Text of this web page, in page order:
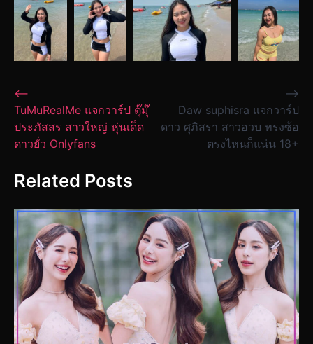
Post
navigation
⟵
TuMuRealMe แจกวาร์ป ตุ๊มุ๊
ประภัสสร สาวใหญ่ หุ่นเด็ด
ดาวยั่ว Onlyfans
Daw suphisra แจกวาร์ป
ดาว ศุภิสรา สาวอวบ ทรงซ้อ
ตรงไหนก็แน่น 18+
⟶
Related Posts